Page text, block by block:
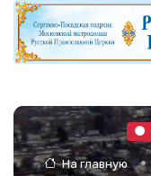
На главную